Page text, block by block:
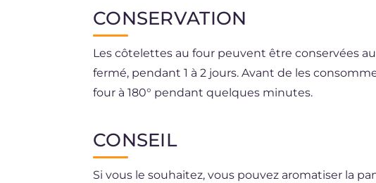
CONSERVATION
Les côtelettes au four peuvent être conservées
fermé, pendant 1 à 2 jours. Avant de les
four à 180° pendant quelques minutes.
CONSEIL
Si vous le souhaitez, vous pouvez aromatiser la